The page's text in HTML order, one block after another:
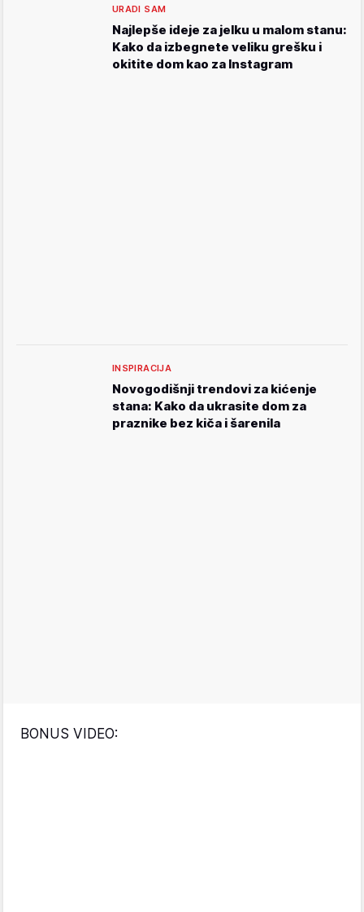
URADI SAM
Najlepše ideje za jelku u malom stanu:
Kako da izbegnete veliku grešku i
okitite dom kao za Instagram
INSPIRACIJA
Novogodišnji trendovi za kićenje
stana: Kako da ukrasite dom za
praznike bez kiča i šarenila
BONUS VIDEO: